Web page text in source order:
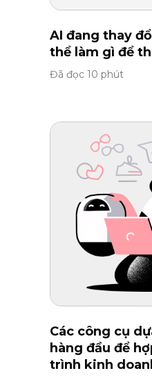
AI đang thay
thể làm gì để
Đã đọc 10 phút
Các công cụ
hàng đầu để
trình kinh